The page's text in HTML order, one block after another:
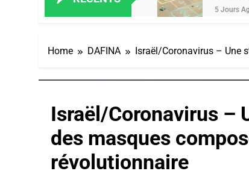
5 Jours Ago
Home DAFINA Israël/Coronavirus – Une
Israël/Coronavirus –
des masques
révolutionnaire
5
2025, L’année La
FRANCE ISRAÉL